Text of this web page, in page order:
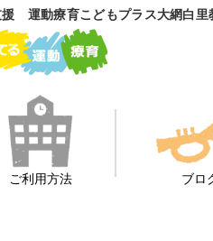
運動療育こどもプラス大網白里
ご利用方法 ブロ